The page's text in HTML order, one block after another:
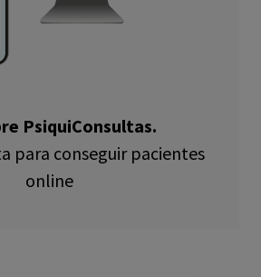
PsiquiConsultas.
para conseguir pacientes
online